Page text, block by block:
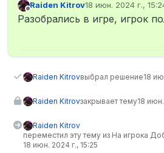
Не в сети
Raiden Kitrov18 июн. 2024 г.,
отредактировано
Разобрались в игре, игрок
Raiden Kitrovвыбрал решение18
Raiden Kitrovзакрывает тему18 июн.
Raiden Kitrov
переместил эту тему из На игрока
18 июн. 2024 г., 15:25